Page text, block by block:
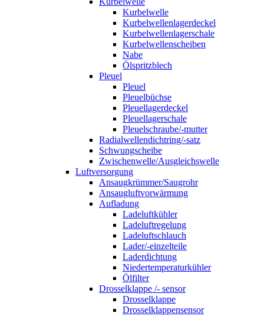
Kurbelwelle
Kurbelwellenlagerdeckel
Kurbelwellenlagerschale
Kurbelwellenscheiben
Nabe
Ölspritzblech
Pleuel
Pleuel
Pleuelbüchse
Pleuellagerdeckel
Pleuellagerschale
Pleuelschraube/-mutter
Radialwellendichtring/-satz
Schwungscheibe
Zwischenwelle/Ausgleichswelle
Luftversorgung
Ansaugkrümmer/Saugrohr
Ansaugluftvorwärmung
Aufladung
Ladeluftkühler
Ladeluftregelung
Ladeluftschlauch
Lader/-einzelteile
Laderdichtung
Niedertemperaturkühler
Ölfilter
Drosselklappe /- sensor
Drosselklappe
Drosselklappensensor